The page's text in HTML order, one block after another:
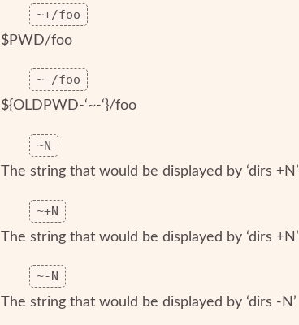
~+/foo
$PWD/foo
~-/foo
${OLDPWD-‘~-‘}/foo
~N
The string that would be displayed by ‘dirs +N’
~+N
The string that would be displayed by ‘dirs +N’
~-N
The string that would be displayed by ‘dirs -N’